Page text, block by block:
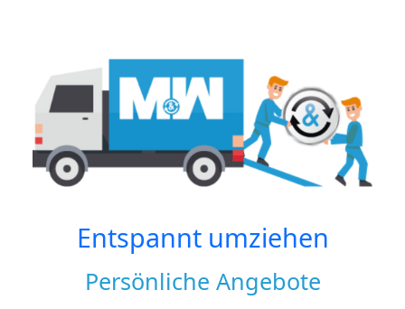
Entspannt umziehen
Persönliche Angebote